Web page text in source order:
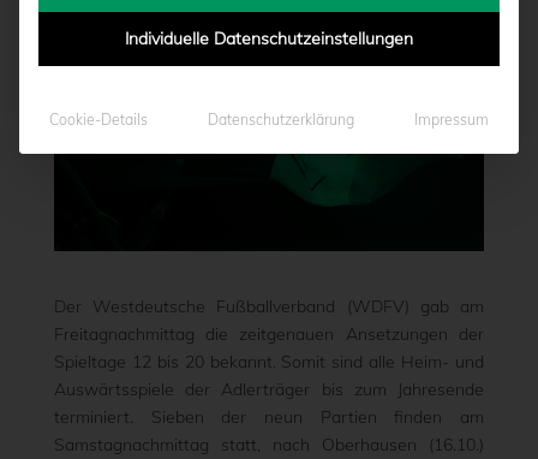
Der Westdeutsche Fußballverband (WDFV) gab am
Freitagnachmittag die zeitgenauen Ansetzungen der
Spieltage 12 bis 20 bekannt. Somit sind alle Heim- und
Auswärtsspiele der Adlerträger bis zum Jahresende
terminiert. Sieben der neun Partien finden am
Samstagnachmittag statt, nach Oberhausen (16.10.)
Individuelle Datenschutzeinstellungen
Cookie-Details Datenschutzerklärung Impressum